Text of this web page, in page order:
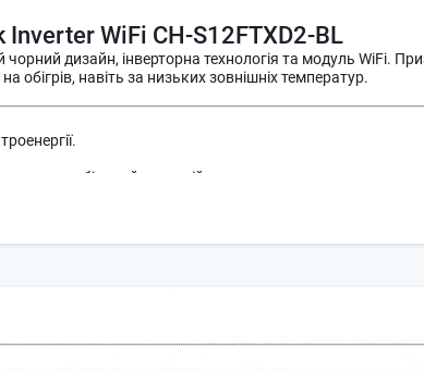
WiFi CH‑S12FTXD2‑BL
чорний дизайн, інверторна технологія та модуль WiFi.
навіть за низьких зовнішніх температур.
через мобільний пристрій.